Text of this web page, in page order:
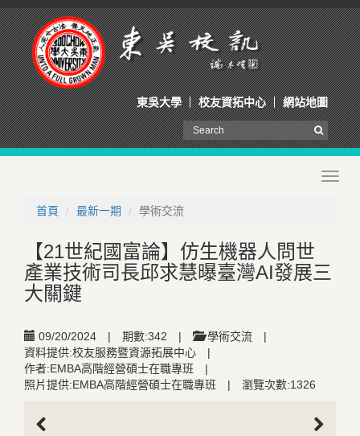
東吳大學 校友資拓中心 網站地圖
首頁
最新一期 學術交流
【21世紀國富論】仿生機器人問世
產業技術司長邱求慧曝臺灣AI發展三
大關鍵
09/20/2024 | 期數:342 | 學術交流
|
資料提供:校友服務暨資源拓展中心
|
作者:EMBA高階經營碩士在職專班
|
照片提供:EMBA高階經營碩士在職專班
| 瀏覽次數:1326